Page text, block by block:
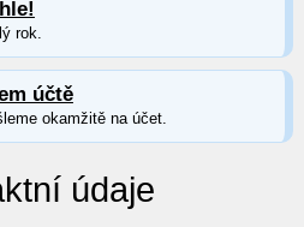
rok.
účtě
okamžitě na účet.
údaje